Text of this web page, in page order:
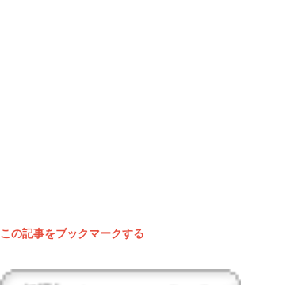
この記事をブックマークする